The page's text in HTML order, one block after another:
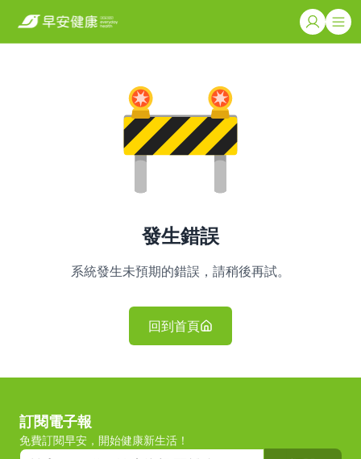
發生錯誤
系統發生未預期的錯誤，請稍後再試。
回到首頁
訂閱電子報
免費訂閱早安，開始健康新生活！